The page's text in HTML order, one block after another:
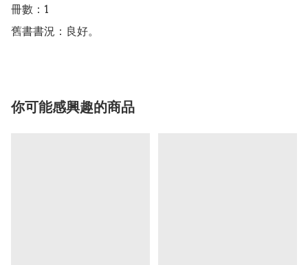
冊數：1
舊書書況：良好。
你可能感興趣的商品